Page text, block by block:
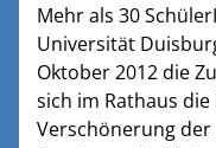
Mehr als 30
Universität
Oktober 2012 die
sich im Rathaus
Verschönerung